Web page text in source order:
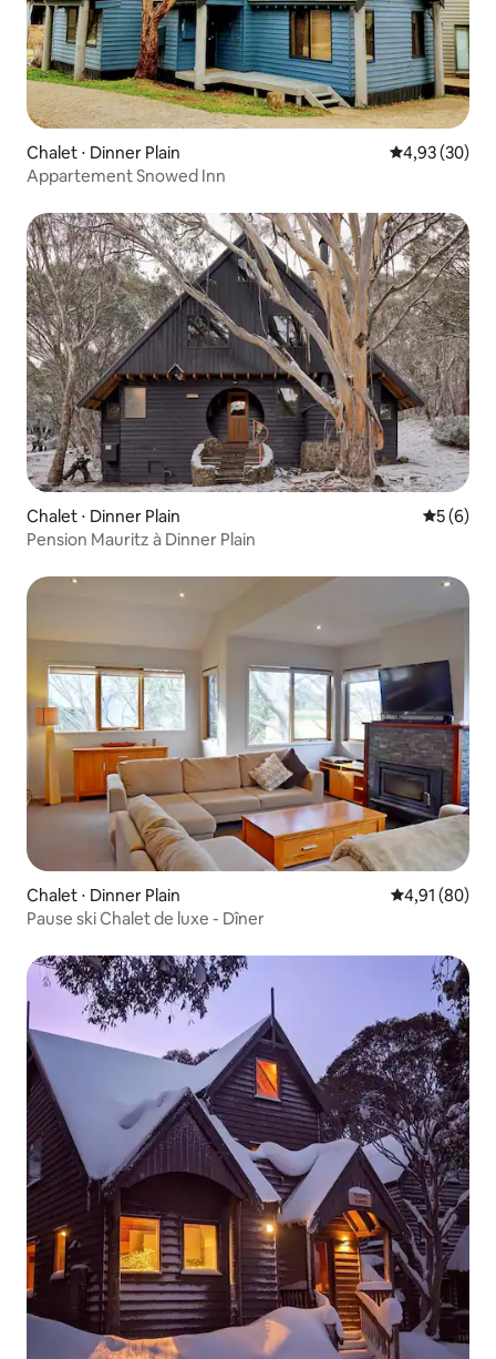
Chalet ⋅ Dinner Plain Évaluation
4,93 (30)
Appartement Snowed Inn
Chalet ⋅ Dinner Plain
5 (6)
Pension Mauritz à Dinner Plain
Chalet ⋅ Dinner Plain Évaluation
4,91 (80)
Pause ski Chalet de luxe - Dîner